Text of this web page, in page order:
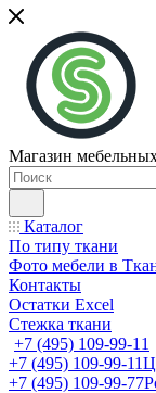
Магазин
Каталог
По типу ткани
Фото мебели в
Контакты
Остатки Excel
Стежка ткани
+7 (495) 109-99-11
+7 (495) 109-99-11
+7 (495) 109-99-77